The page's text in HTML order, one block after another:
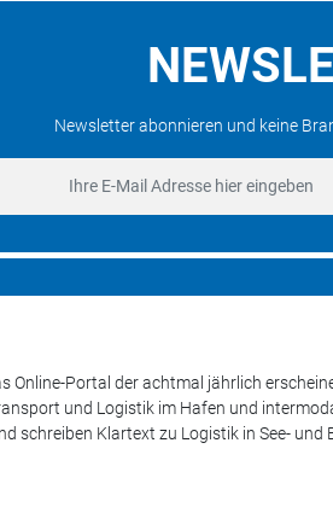
Newsletter abonnieren und keine
Portal der achtmal jährlich
und Logistik im Hafen und
schreiben Klartext zu Logistik in See-